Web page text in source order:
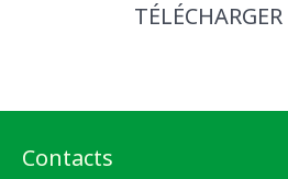
Contacts